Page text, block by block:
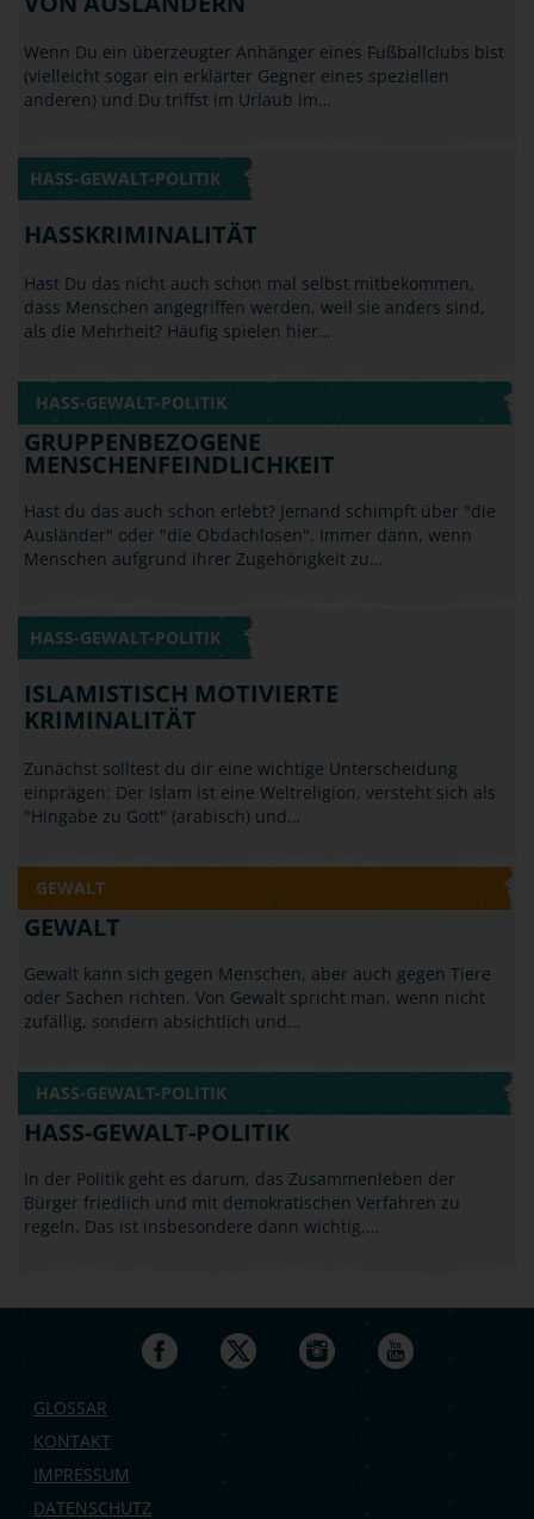
(vielleicht sogar ein erklärter Gegner eines speziellen
anderen) und Du triffst im Urlaub im…
HASS-GEWALT-POLITIK
HASSKRIMINALITÄT
dass Menschen angegriffen werden, weil sie anders sind,
als die Mehrheit? Häufig spielen hier…
HASS-GEWALT-POLITIK
GRUPPENBEZOGENE
MENSCHENFEINDLICHKEIT
Ausländer" oder "die Obdachlosen". Immer dann, wenn
Menschen aufgrund ihrer Zugehörigkeit zu…
HASS-GEWALT-POLITIK
ISLAMISTISCH MOTIVIERTE
KRIMINALITÄT
einprägen: Der Islam ist eine Weltreligion, versteht sich als
"Hingabe zu Gott" (arabisch) und…
GEWALT
GEWALT
oder Sachen richten. Von Gewalt spricht man, wenn nicht
zufällig, sondern absichtlich und…
HASS-GEWALT-POLITIK
HASS-GEWALT-POLITIK
Bürger friedlich und mit demokratischen Verfahren zu
regeln. Das ist insbesondere dann wichtig,…
KONTAKT
IMPRESSUM
DATENSCHUTZ